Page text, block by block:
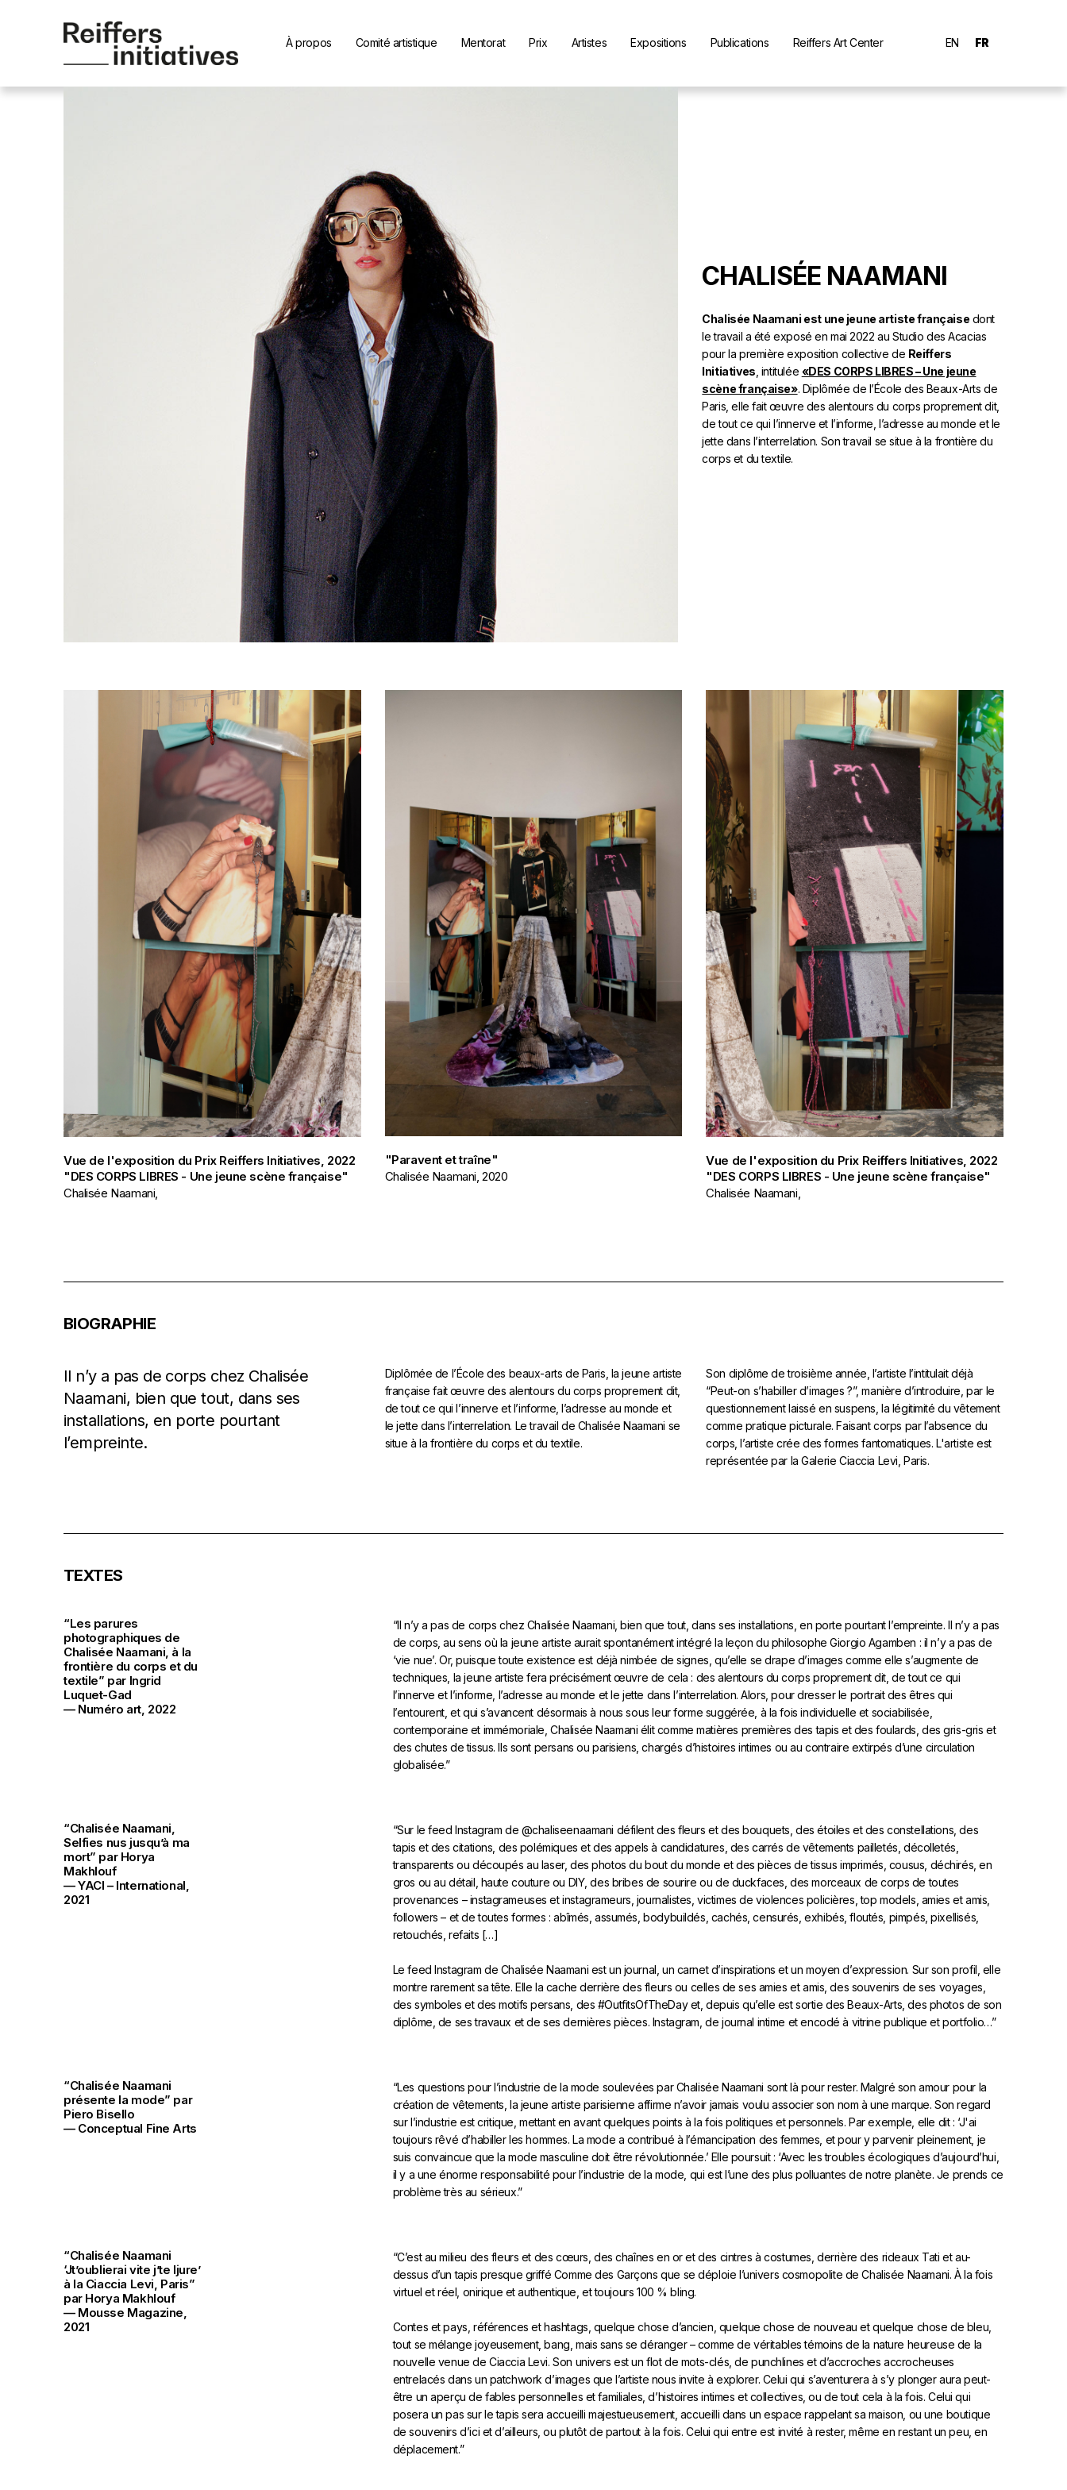
À propos Comité artistique Mentorat Prix Artistes Expositions Publications Reiffers Art Center EN FR
CHALISÉE NAAMANI
Chalisée Naamani est une jeune artiste française dont
le travail a été exposé en mai 2022 au Studio des Acacias
pour la première exposition collective de Reiffers
Initiatives , intitulée «DES CORPS LIBRES – Une jeune
scène française». Diplômée de l’École des Beaux-Arts de
Paris, elle fait œuvre des alentours du corps proprement dit,
de tout ce qui l’innerve et l’informe, l’adresse au monde et le
jette dans l’interrelation. Son travail se situe à la frontière du
corps et du textile.
Vue de l'exposition du Prix Reiffers Initiatives, 2022
"DES CORPS LIBRES - Une jeune scène française"
Chalisée Naamani,
"Paravent et traîne"
Chalisée Naamani, 2020
Vue de l'exposition du Prix Reiffers Initiatives, 2022
"DES CORPS LIBRES - Une jeune scène française"
Chalisée Naamani,
BIOGRAPHIE
Il n’y a pas de corps chez Chalisée
Naamani, bien que tout, dans ses
installations, en porte pourtant
l’empreinte.
Diplômée de l’École des beaux-arts de Paris, la jeune artiste
française fait œuvre des alentours du corps proprement dit,
de tout ce qui l’innerve et l’informe, l’adresse au monde et
le jette dans l’interrelation. Le travail de Chalisée Naamani se
situe à la frontière du corps et du textile.
Son diplôme de troisième année, l’artiste l’intitulait déjà
“Peut-on s’habiller d’images ?”, manière d’introduire, par le
questionnement laissé en suspens, la légitimité du vêtement
comme pratique picturale. Faisant corps par l’absence du
corps, l’artiste crée des formes fantomatiques. L'artiste est
représentée par la Galerie Ciaccia Levi, Paris.
TEXTES
“Les parures
photographiques de
Chalisée Naamani, à la
frontière du corps et du
textile” par Ingrid
Luquet-Gad
— Numéro art, 2022
“Il n’y a pas de corps chez Chalisée Naamani, bien que tout, dans ses installations, en porte pourtant l’empreinte. Il n’y a pas
de corps, au sens où la jeune artiste aurait spontanément intégré la leçon du philosophe Giorgio Agamben : il n’y a pas de
‘vie nue’. Or, puisque toute existence est déjà nimbée de signes, qu’elle se drape d’images comme elle s’augmente de
techniques, la jeune artiste fera précisément œuvre de cela : des alentours du corps proprement dit, de tout ce qui
l’innerve et l’informe, l’adresse au monde et le jette dans l’interrelation. Alors, pour dresser le portrait des êtres qui
l’entourent, et qui s’avancent désormais à nous sous leur forme suggérée, à la fois individuelle et sociabilisée,
contemporaine et immémoriale, Chalisée Naamani élit comme matières premières des tapis et des foulards, des gris-gris et
des chutes de tissus. Ils sont persans ou parisiens, chargés d’histoires intimes ou au contraire extirpés d’une circulation
globalisée.”
“Chalisée Naamani,
Selfies nus jusqu’à ma
mort” par Horya
Makhlouf
— YACI – International,
2021
“Sur le feed Instagram de @chaliseenaamani défilent des fleurs et des bouquets, des étoiles et des constellations, des
tapis et des citations, des polémiques et des appels à candidatures, des carrés de vêtements pailletés, décolletés,
transparents ou découpés au laser, des photos du bout du monde et des pièces de tissus imprimés, cousus, déchirés, en
gros ou au détail, haute couture ou DIY, des bribes de sourire ou de duckfaces, des morceaux de corps de toutes
provenances – instagrameuses et instagrameurs, journalistes, victimes de violences policières, top models, amies et amis,
followers – et de toutes formes : abîmés, assumés, bodybuildés, cachés, censurés, exhibés, floutés, pimpés, pixellisés,
retouchés, refaits […]
Le feed Instagram de Chalisée Naamani est un journal, un carnet d’inspirations et un moyen d’expression. Sur son profil, elle
montre rarement sa tête. Elle la cache derrière des fleurs ou celles de ses amies et amis, des souvenirs de ses voyages,
des symboles et des motifs persans, des #OutfitsOfTheDay et, depuis qu’elle est sortie des Beaux-Arts, des photos de son
diplôme, de ses travaux et de ses dernières pièces. Instagram, de journal intime et encodé à vitrine publique et portfolio…”
“Chalisée Naamani
présente la mode” par
Piero Bisello
— Conceptual Fine Arts
“Les questions pour l’industrie de la mode soulevées par Chalisée Naamani sont là pour rester. Malgré son amour pour la
création de vêtements, la jeune artiste parisienne affirme n’avoir jamais voulu associer son nom à une marque. Son regard
sur l’industrie est critique, mettant en avant quelques points à la fois politiques et personnels. Par exemple, elle dit : ‘J'ai
toujours rêvé d’habiller les hommes. La mode a contribué à l’émancipation des femmes, et pour y parvenir pleinement, je
suis convaincue que la mode masculine doit être révolutionnée.’ Elle poursuit : ‘Avec les troubles écologiques d’aujourd’hui,
il y a une énorme responsabilité pour l’industrie de la mode, qui est l’une des plus polluantes de notre planète. Je prends ce
problème très au sérieux.”
“Chalisée Naamani
‘Jt’oublierai vite j’te ljure’
à la Ciaccia Levi, Paris”
par Horya Makhlouf
— Mousse Magazine,
2021
“C’est au milieu des fleurs et des cœurs, des chaînes en or et des cintres à costumes, derrière des rideaux Tati et au-
dessus d’un tapis presque griffé Comme des Garçons que se déploie l’univers cosmopolite de Chalisée Naamani. À la fois
virtuel et réel, onirique et authentique, et toujours 100 % bling.
Contes et pays, références et hashtags, quelque chose d’ancien, quelque chose de nouveau et quelque chose de bleu,
tout se mélange joyeusement, bang, mais sans se déranger – comme de véritables témoins de la nature heureuse de la
nouvelle venue de Ciaccia Levi. Son univers est un flot de mots-clés, de punchlines et d’accroches accrocheuses
entrelacés dans un patchwork d’images que l’artiste nous invite à explorer. Celui qui s’aventurera à s’y plonger aura peut-
être un aperçu de fables personnelles et familiales, d’histoires intimes et collectives, ou de tout cela à la fois. Celui qui
posera un pas sur le tapis sera accueilli majestueusement, accueilli dans un espace rappelant sa maison, ou une boutique
de souvenirs d’ici et d’ailleurs, ou plutôt de partout à la fois. Celui qui entre est invité à rester, même en restant un peu, en
déplacement.”